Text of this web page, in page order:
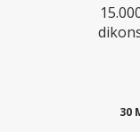
30